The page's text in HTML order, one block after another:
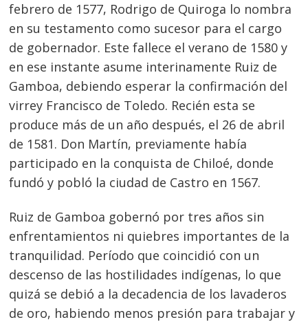
febrero de 1577, Rodrigo de Quiroga lo nombra
en su testamento como sucesor para el cargo
de gobernador. Este fallece el verano de 1580 y
en ese instante asume interinamente Ruiz de
Gamboa, debiendo esperar la confirmación del
virrey Francisco de Toledo. Recién esta se
produce más de un año después, el 26 de abril
de 1581. Don Martín, previamente había
participado en la conquista de Chiloé, donde
fundó y pobló la ciudad de Castro en 1567.
Ruiz de Gamboa gobernó por tres años sin
enfrentamientos ni quiebres importantes de la
tranquilidad. Período que coincidió con un
descenso de las hostilidades indígenas, lo que
quizá se debió a la decadencia de los lavaderos
de oro, habiendo menos presión para trabajar y